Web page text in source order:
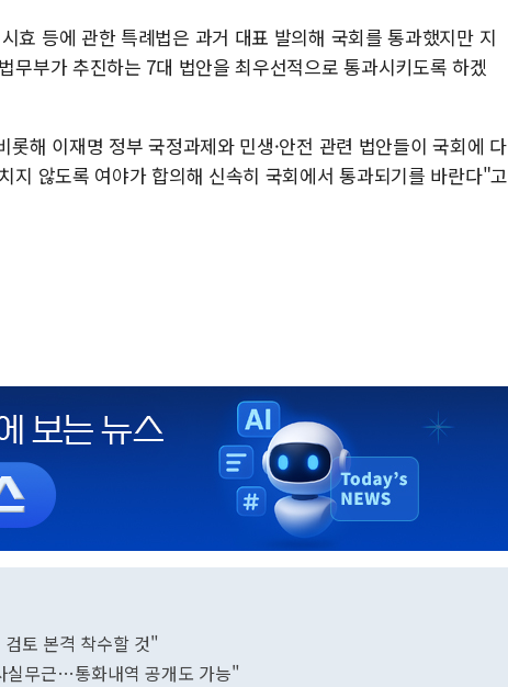
효 등에 관한 특례법은 과거 대표 발의해 국회를 통과했지만 지
무부가 추진하는 7대 법안을 최우선적으로 통과시키도록 하겠
해 이재명 정부 국정과제와 민생·안전 관련 법안들이 국회에 다
지 않도록 여야가 합의해 신속히 국회에서 통과되기를 바란다"고
토 본격 착수할 것"
실무근…통화내역 공개도 가능"